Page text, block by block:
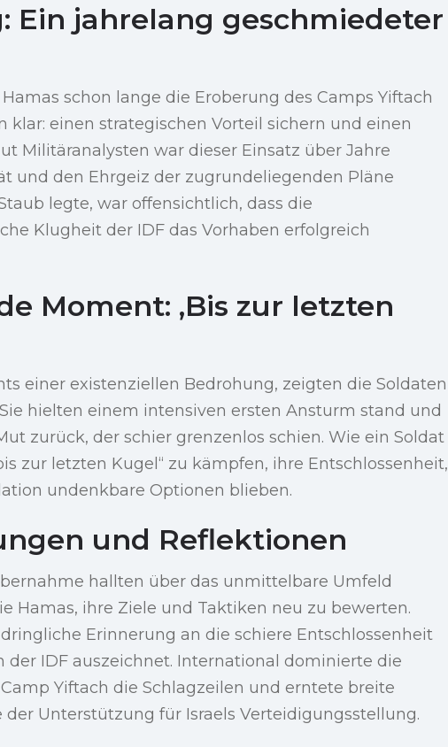
Ein jahrelang geschmiedeter
schon lange die Eroberung des Camps Yiftach
klar: einen strategischen Vorteil sichern und einen
Militäranalysten war dieser Einsatz über Jahre
und den Ehrgeiz der zugrundeliegenden Pläne
legte, war offensichtlich, dass die
Klugheit der IDF das Vorhaben erfolgreich
Moment: ‚Bis zur letzten
einer existenziellen Bedrohung, zeigten die Soldaten
hielten einem intensiven ersten Ansturm stand und
zurück, der schier grenzenlos schien. Wie ein Soldat
zur letzten Kugel“ zu kämpfen, ihre Entschlossenheit,
undenkbare Optionen blieben.
und Reflektionen
hallten über das unmittelbare Umfeld
Hamas, ihre Ziele und Taktiken neu zu bewerten.
Erinnerung an die schiere Entschlossenheit
der IDF auszeichnet. International dominierte die
Yiftach die Schlagzeilen und erntete breite
Unterstützung für Israels Verteidigungsstellung.